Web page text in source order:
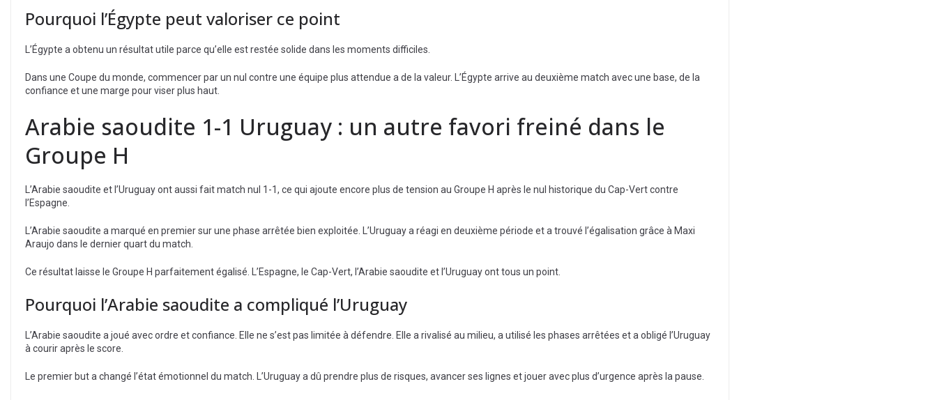
Pourquoi l’Égypte peut valoriser ce point
L’Égypte a obtenu un résultat utile parce qu’elle est restée solide dans les moments difficiles.
Dans une Coupe du monde, commencer par un nul contre une équipe plus attendue a de la valeur. L’Égypte arrive au deuxième match avec une base, de la
confiance et une marge pour viser plus haut.
Arabie saoudite 1-1 Uruguay : un autre favori freiné dans le
Groupe H
L’Arabie saoudite et l’Uruguay ont aussi fait match nul 1-1, ce qui ajoute encore plus de tension au Groupe H après le nul historique du Cap-Vert contre
l’Espagne.
L’Arabie saoudite a marqué en premier sur une phase arrêtée bien exploitée. L’Uruguay a réagi en deuxième période et a trouvé l’égalisation grâce à Maxi
Araujo dans le dernier quart du match.
Ce résultat laisse le Groupe H parfaitement égalisé. L’Espagne, le Cap-Vert, l’Arabie saoudite et l’Uruguay ont tous un point.
Pourquoi l’Arabie saoudite a compliqué l’Uruguay
L’Arabie saoudite a joué avec ordre et confiance. Elle ne s’est pas limitée à défendre. Elle a rivalisé au milieu, a utilisé les phases arrêtées et a obligé l’Uruguay
à courir après le score.
Le premier but a changé l’état émotionnel du match. L’Uruguay a dû prendre plus de risques, avancer ses lignes et jouer avec plus d’urgence après la pause.